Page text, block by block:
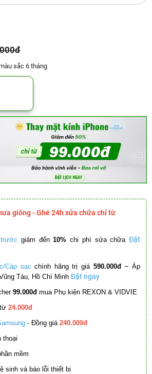
sắc 6 tháng
giông - Ghé 24h sửa chữa chỉ từ
giảm đến10% chi phí sửa chữa Đặt
Cáp sạc chính hãng trị giá 590.000đ –Áp
Tàu, Hồ Chí Minh Đặt ngay
99.000đ mua Phụ kiện REXON & VIDVIE
24.000đ
- Đồng giá 240.000đ
thoại
mềm
sinh và báo lỗi thiết bị